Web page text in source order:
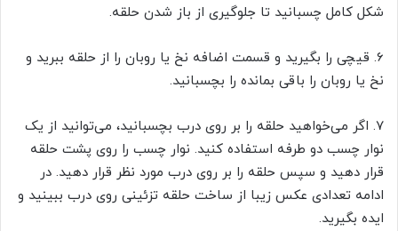
شکل کامل چسبانید تا جلوگیری از باز شدن حلقه.
6. قیچی را بگیرید و قسمت اضافه نخ یا روبان را از حلقه ببرید و
نخ یا روبان را باقی بمانده را بچسبانید.
7. اگر می‌خواهید حلقه را بر روی درب بچسبانید، می‌توانید از یک
نوار چسب دو طرفه استفاده کنید. نوار چسب را روی پشت حلقه
قرار دهید و سپس حلقه را بر روی درب مورد نظر قرار دهید. در
ادامه تعدادی عکس زیبا از ساخت حلقه تزئینی روی درب ببینید و
ایده بگیرید.